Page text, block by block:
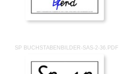
SP BUCHSTABENBILDER-SAS-2-36.PDF